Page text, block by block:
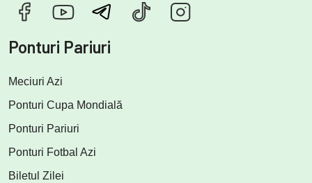
Ponturi Pariuri
Meciuri Azi
Ponturi Cupa Mondială
Ponturi Pariuri
Ponturi Fotbal Azi
Biletul Zilei